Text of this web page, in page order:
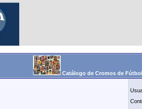
Catálogo de Cromos de Fútbol